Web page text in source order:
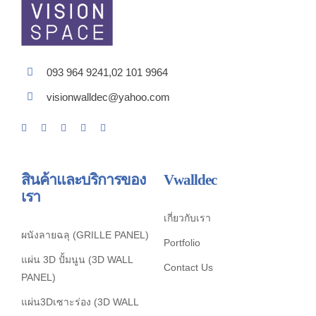
093 964 9241,02 101 9964
visionwalldec@yahoo.com
สินค้าและบริการของ
เรา
ผนังลายฉลุ (GRILLE PANEL)
แผ่น 3D ปั้มนูน (3D WALL
PANEL)
แผ่น3Dเซาะร่อง (3D WALL
Vwalldec
เกี่ยวกับเรา
Portfolio
Contact Us